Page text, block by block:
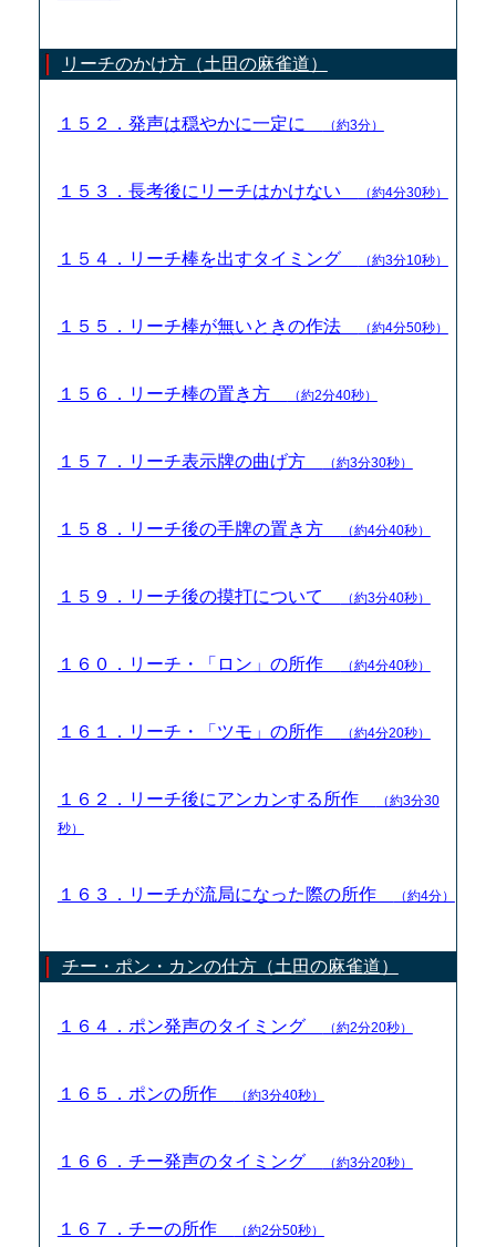
リーチのかけ方（土田の麻雀道）
１５２．発声は穏やかに一定に （約3分）
１５３．長考後にリーチはかけない （約4分30秒）
１５４．リーチ棒を出すタイミング （約3分10秒）
１５５．リーチ棒が無いときの作法 （約4分50秒）
１５６．リーチ棒の置き方 （約2分40秒）
１５７．リーチ表示牌の曲げ方 （約3分30秒）
１５８．リーチ後の手牌の置き方 （約4分40秒）
１５９．リーチ後の摸打について （約3分40秒）
１６０．リーチ・「ロン」の所作 （約4分40秒）
１６１．リーチ・「ツモ」の所作 （約4分20秒）
１６２．リーチ後にアンカンする所作
（約3分30
秒）
１６３．リーチが流局になった際の所作 （約4分）
チー・ポン・カンの仕方（土田の麻雀道）
１６４．ポン発声のタイミング （約2分20秒）
１６５．ポンの所作 （約3分40秒）
１６６．チー発声のタイミング （約3分20秒）
１６７．チーの所作 （約2分50秒）